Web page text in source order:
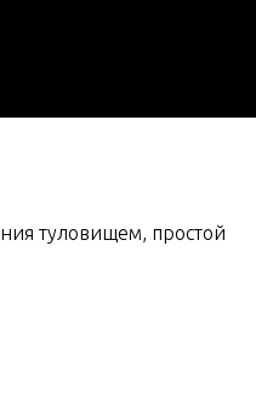
туловищем, простой